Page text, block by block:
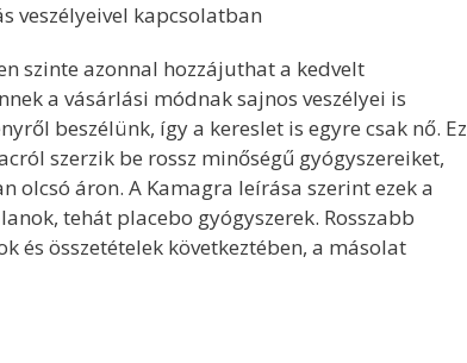
veszélyeivel kapcsolatban
szinte azonnal hozzájuthat a kedvelt
a vásárlási módnak sajnos veszélyei is
beszélünk, így a kereslet is egyre csak nő. Ez
szerzik be rossz minőségű gyógyszereiket,
áron. A Kamagra leírása szerint ezek a
tehát placebo gyógyszerek. Rosszabb
és összetételek következtében, a másolat